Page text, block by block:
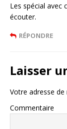
Les spécial avec
écouter.
RÉPONDRE
Laisser
Votre adresse de
Commentaire